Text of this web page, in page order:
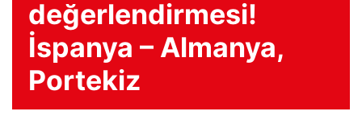
değerlendirmesi!
İspanya – Almanya,
Portekiz